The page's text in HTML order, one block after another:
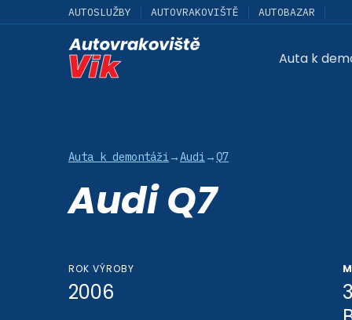
AUTOSLUŽBY AUTOVRAKOVIŠTĚ AUTOBAZAR
Auta k
Auta k demontáži →Audi →Q7
Audi Q7
ROK VÝROBY
2006